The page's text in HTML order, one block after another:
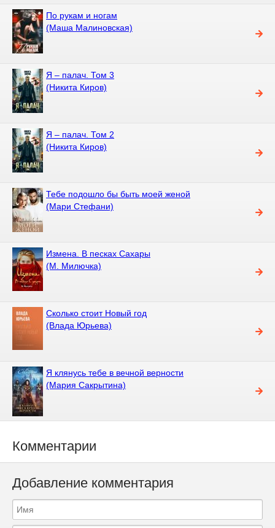
По рукам и ногам
(Маша Малиновская)
Я – палач. Том 3
(Никита Киров)
Я – палач. Том 2
(Никита Киров)
Тебе подошло бы быть моей женой
(Мари Стефани)
Измена. В песках Сахары
(М. Милючка)
Сколько стоит Новый год
(Влада Юрьева)
Я клянусь тебе в вечной верности
(Мария Сакрытина)
Комментарии
Добавление комментария